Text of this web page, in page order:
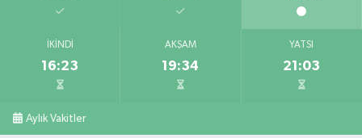
İKINDI
16:23
AKŞAM
19:34
YATSI
21:03
Aylık Vakitler